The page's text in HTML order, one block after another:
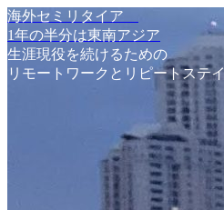
海外セミリタイア
1年の半分は東南アジア
生涯現役を続けるための
リモートワークとリピートステイ